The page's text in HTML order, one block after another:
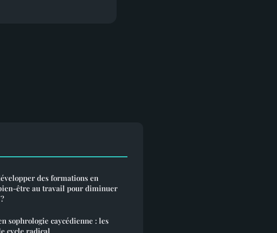
des formations en
être au travail pour diminuer
sophrologie caycédienne : les